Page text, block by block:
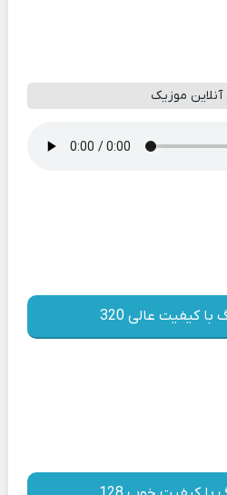
موزیک
با کیفیت عالی 320